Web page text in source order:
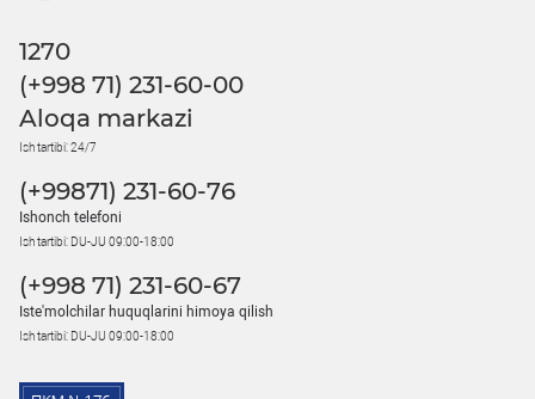
1270
(+998 71) 231-60-00
Aloqa markazi
Ish tartibi: 24/7
(+99871) 231-60-76
Ishonch telefoni
Ish tartibi: DU-JU 09:00-18:00
(+998 71) 231-60-67
Iste'molchilar huquqlarini himoya qilish
Ish tartibi: DU-JU 09:00-18:00